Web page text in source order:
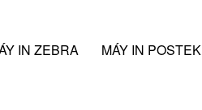
IN ZEBRA MÁY IN POSTEK